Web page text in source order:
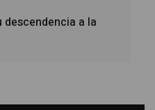
descendencia a la